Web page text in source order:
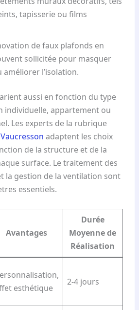
tapisserie ou films
de faux plafonds en
sollicitée pour masquer
améliorer l’isolation.
aussi en fonction du type
individuelle, appartement ou
Les experts de la rubrique
adaptent les choix
de la structure et de la
surface. Le traitement des
la gestion de la ventilation sont
essentiels.
Avantages
Durée
Moyenne de
Réalisation
esthétique
2-4 jours